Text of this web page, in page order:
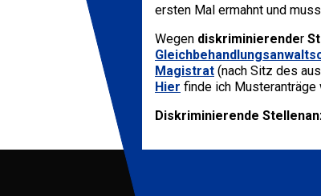
ersten Mal ermahnt und
Wegen diskriminierender
Magistrat (nach Sitz des
Hier finde ich
Diskriminierende